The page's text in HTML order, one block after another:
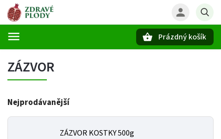
Prázdný košík
ZÁZVOR
Nejprodávanější
ZÁZVOR KOSTKY 500g